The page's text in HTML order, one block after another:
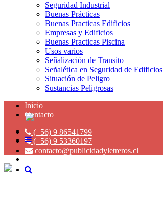
Seguridad Industrial
Buenas Prácticas
Buenas Practicas Edificios
Empresas y Edificios
Buenas Practicas Piscina
Usos varios
Señalización de Transito
Señalética en Seguridad de Edificios
Situación de Peligro
Sustancias Peligrosas
Inicio
Contacto
(+56) 9 86541799
(+56) 9 53360197
contacto@publicidadyletreros.cl